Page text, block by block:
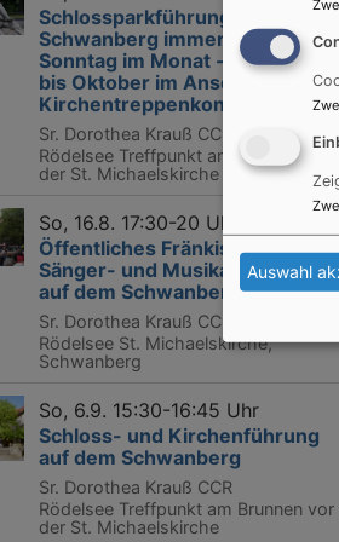
Schlossparkführung auf dem
Schwanberg immer am 3.
Sonntag im Monat - von Juni
bis Oktober im Anschluss ein
Kirchentreppenkonzert
Sr. Dorothea Krauß CCR
Rödelsee Treffpunkt am Brunnen vor
der St. Michaelskirche
So, 16.8. 17:30-20 Uhr
Öffentliches Fränkisches
Sänger- und
auf dem Schwanberg
Sr. Dorothea Krauß CCR
Rödelsee St. Michaelskirche,
Schwanberg
So, 6.9. 15:30-16:45 Uhr
Schloss- und Kirchenführung
auf dem Schwanberg
Sr. Dorothea Krauß CCR
Rödelsee Treffpunkt am Brunnen vor
der St. Michaelskirche
Auswahl